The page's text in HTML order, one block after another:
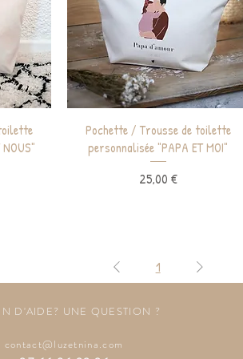
Aperçu rapide
Pochette / Trousse de toilette
personnalisée "PAPA ET MOI"
Prix
25,00 €
1
D'AIDE? UNE QUESTION ?
contact@luzetnina.com